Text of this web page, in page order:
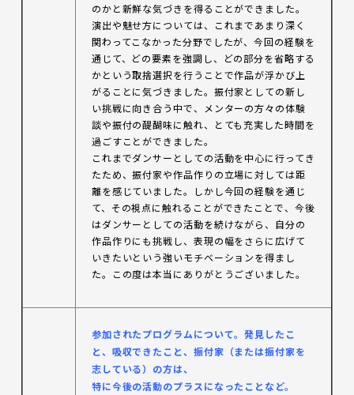
のかと新鮮な気づきを得ることができました。
演出や魅せ方については、これまであまり深く
関わってこなかった分野でしたが、今回の経験を
通じて、どの要素を強調し、どの部分を省略する
かという取捨選択を行うことで作品が浮かび上
がることに気づきました。振付家としての新し
い挑戦に向き合う中で、メンターの方々の体験
談や振付の醍醐味に触れ、とても充実した時間を
過ごすことができました。
これまでダンサーとしての活動を中心に行ってき
たため、振付家や作品作りの立場に対しては距
離を感じていました。しかし今回の経験を通じ
て、その視点に触れることができたことで、今後
はダンサーとしての活動を続けながら、自分の
作品作りにも挑戦し、表現の幅をさらに広げて
いきたいという強いモチベーションを得まし
た。この度は本当にありがとうございました。
参加されたプログラムについて。発見したこ
と、吸収できたこと、振付家（または振付家を
志している）の方は、
特に今後の活動のプラスになったことなど。